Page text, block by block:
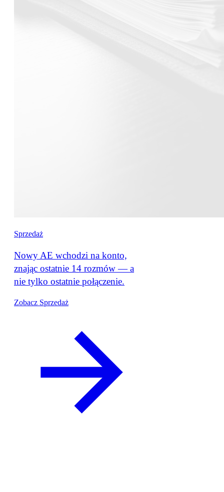
Sprzedaż
Nowy AE wchodzi na konto,
znając ostatnie 14 rozmów — a
nie tylko ostatnie połączenie.
Zobacz Sprzedaż